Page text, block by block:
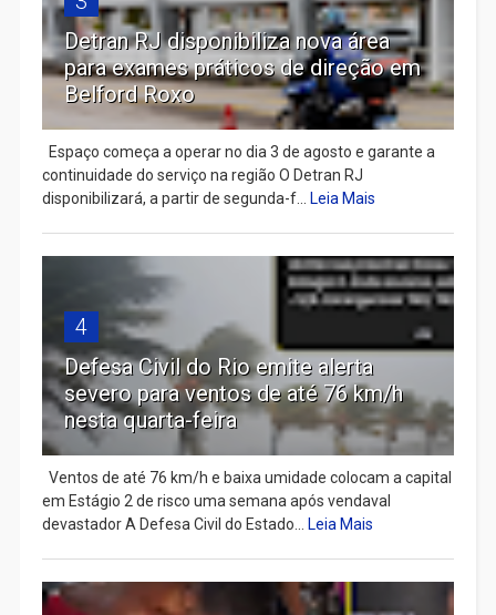
Detran RJ disponibiliza nova área
para exames práticos de direção em
Belford Roxo
Espaço começa a operar no dia 3 de agosto e garante a
continuidade do serviço na região O Detran RJ
disponibilizará, a partir de segunda-f... Leia Mais
4
Defesa Civil do Rio emite alerta
severo para ventos de até 76 km/h
nesta quarta-feira
Ventos de até 76 km/h e baixa umidade colocam a capital
em Estágio 2 de risco uma semana após vendaval
devastador A Defesa Civil do Estado... Leia Mais